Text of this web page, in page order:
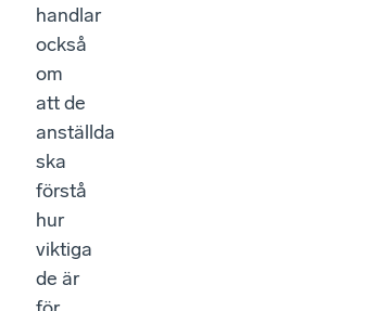
handlar
också
om
att de
anställda
ska
förstå
hur
viktiga
de är